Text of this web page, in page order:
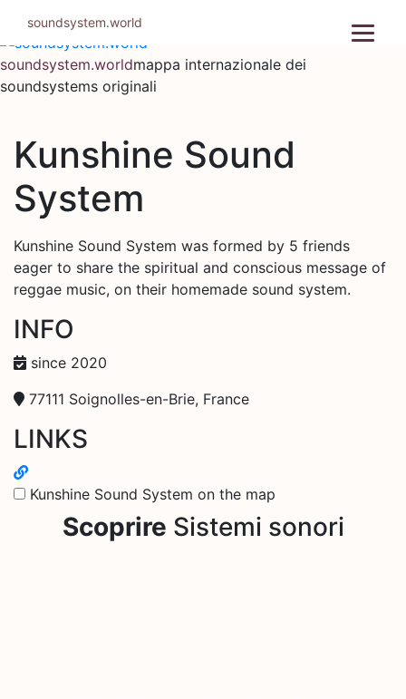
contenuto
soundsystem.worldmappa internazionale dei
soundsystems originali
Kunshine Sound
System
Kunshine Sound System was formed by 5 friends
eager to share the spiritual and conscious message of
reggae music, on their homemade sound system.
INFO
since 2020
77111 Soignolles-en-Brie, France
LINKS
Kunshine Sound System on the map
Scoprire Sistemi sonori
soundsystem.world